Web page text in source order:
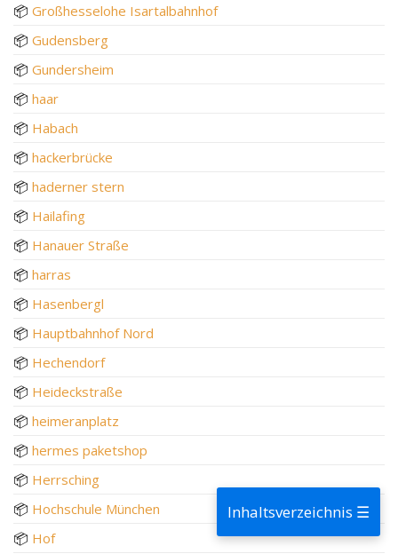
📦 Großhesselohe Isartalbahnhof
📦 Gudensberg
📦 Gundersheim
📦 haar
📦 Habach
📦 hackerbrücke
📦 haderner stern
📦 Hailafing
📦 Hanauer Straße
📦 harras
📦 Hasenbergl
📦 Hauptbahnhof Nord
📦 Hechendorf
📦 Heideckstraße
📦 heimeranplatz
📦 hermes paketshop
📦 Herrsching
📦 Hochschule München
📦 Hof
Inhaltsverzeichnis ☰